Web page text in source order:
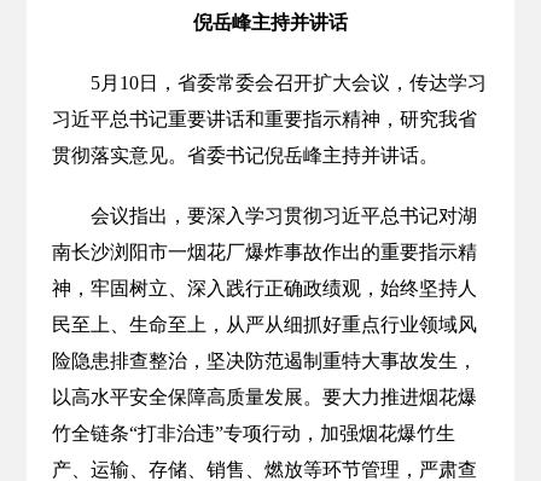
倪岳峰主持并讲话
5月10日，省委常委会召开扩大会议，传达学习
习近平总书记重要讲话和重要指示精神，研究我省
贯彻落实意见。省委书记倪岳峰主持并讲话。
会议指出，要深入学习贯彻习近平总书记对湖
南长沙浏阳市一烟花厂爆炸事故作出的重要指示精
神，牢固树立、深入践行正确政绩观，始终坚持人
民至上、生命至上，从严从细抓好重点行业领域风
险隐患排查整治，坚决防范遏制重特大事故发生，
以高水平安全保障高质量发展。要大力推进烟花爆
竹全链条“打非治违”专项行动，加强烟花爆竹生
产、运输、存储、销售、燃放等环节管理，严肃查